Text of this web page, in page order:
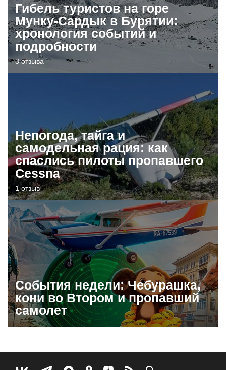
Гибель туристов на горе
Мунку-Сардык в Бурятии:
хронология событий и
подробности
3 отзыва
Непогода, тайга и
самодельная рация: как
спаслись пилоты пропавшего
Cessna
1 отзыв
События недели: Чебурашка,
кони во Втором и пропавший
самолет